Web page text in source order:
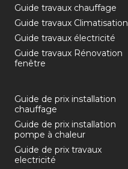
Guide travaux chauffage
Guide travaux Climatisation
Guide travaux électricité
Guide travaux Rénovation
fenêtre
Guide de prix installation
chauffage
Guide de prix installation
pompe à chaleur
Guide de prix travaux
electricité